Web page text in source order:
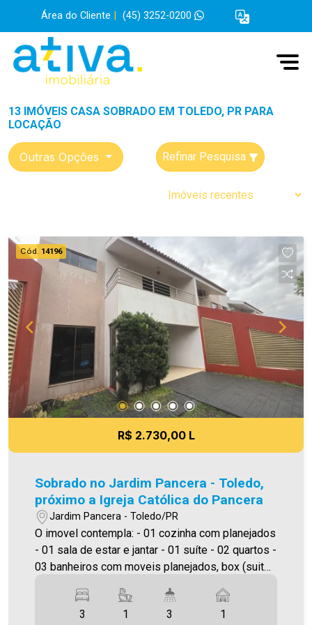
Área do Cliente (45) 3252-0200
13 IMÓVEIS CASA SOBRADO EM TOLEDO, PR PARA
LOCAÇÃO
Outras Opções Refinar Pesquisa
Cód. 14196
R$ 2.730,00 L
Sobrado no Jardim Pancera - Toledo,
próximo a Igreja Católica do Pancera
Jardim Pancera - Toledo/PR
O imovel contempla: - 01 cozinha com planejados
- 01 sala de estar e jantar - 01 suíte - 02 quartos -
03 banheiros com moveis planejados, box (suite,
Lavanderia com tanque Área construida:
124,69m² Será cobrado FCI (Fundo de
3 1 3 1